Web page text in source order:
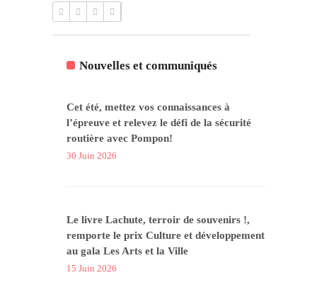
Nouvelles et communiqués
Cet été, mettez vos connaissances à
l’épreuve et relevez le défi de la sécurité
routière avec Pompon!
30 Juin 2026
Le livre Lachute, terroir de souvenirs !,
remporte le prix Culture et développement
au gala Les Arts et la Ville
15 Juin 2026